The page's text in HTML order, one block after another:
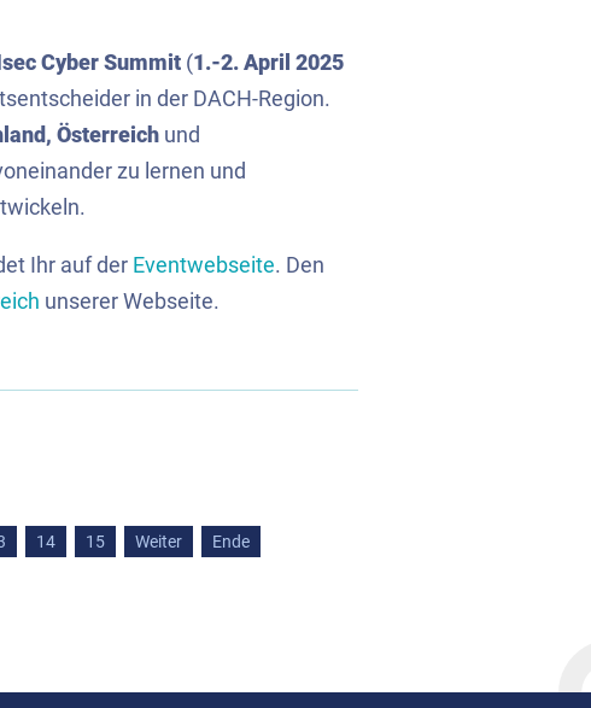
Cyber Summit (1.-2. April 2025
in der DACH-Region.
Österreich und
zu lernen und
Ihr auf der Eventwebseite. Den
unserer Webseite.
14 15 Weiter Ende